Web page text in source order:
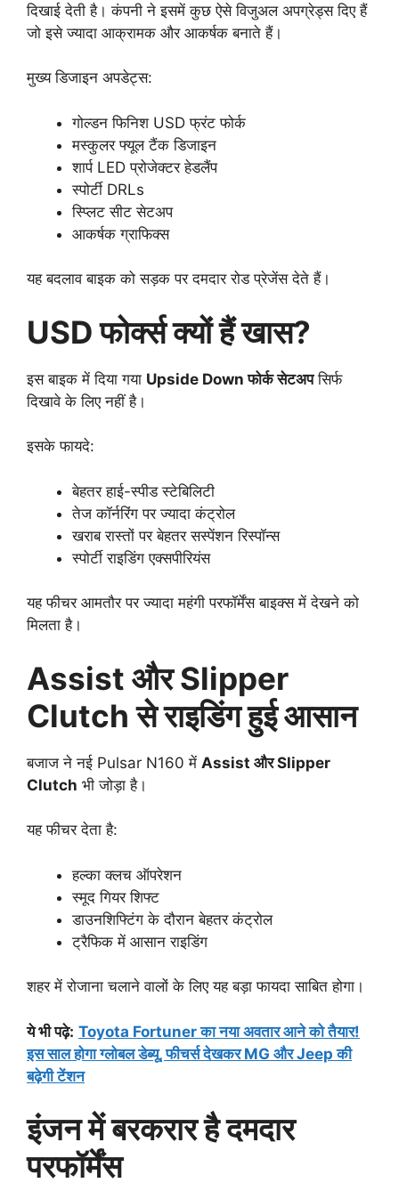
दिखाई देती है। कंपनी ने इसमें कुछ ऐसे विजुअल अपग्रेड्स दिए हैं
जो इसे ज्यादा आक्रामक और आकर्षक बनाते हैं।
मुख्य डिजाइन अपडेट्स:
गोल्डन फिनिश USD फ्रंट फोर्क
मस्कुलर फ्यूल टैंक डिजाइन
शार्प LED प्रोजेक्टर हेडलैंप
स्पोर्टी DRLs
स्प्लिट सीट सेटअप
आकर्षक ग्राफिक्स
यह बदलाव बाइक को सड़क पर दमदार रोड प्रेजेंस देते हैं।
USD फोर्क्स क्यों हैं खास?
इस बाइक में दिया गया Upside Down फोर्क सेटअपसिर्फ
दिखावे के लिए नहीं है।
इसके फायदे:
बेहतर हाई-स्पीड स्टेबिलिटी
तेज कॉर्नरिंग पर ज्यादा कंट्रोल
खराब रास्तों पर बेहतर सस्पेंशन रिस्पॉन्स
स्पोर्टी राइडिंग एक्सपीरियंस
यह फीचर आमतौर पर ज्यादा महंगी परफॉर्मेंस बाइक्स में देखने को
मिलता है।
Assist और Slipper
Clutch से राइडिंग हुई आसान
बजाज ने नई Pulsar N160 में Assist और Slipper
Clutch भी जोड़ा है।
यह फीचर देता है:
हल्का क्लच ऑपरेशन
स्मूद गियर शिफ्ट
डाउनशिफ्टिंग के दौरान बेहतर कंट्रोल
ट्रैफिक में आसान राइडिंग
शहर में रोजाना चलाने वालों के लिए यह बड़ा फायदा साबित होगा।
ये भी पढ़े: Toyota Fortuner का नया अवतार आने को तैयार!
इस साल होगा ग्लोबल डेब्यू, फीचर्स देखकर MG और Jeep की
बढ़ेगी टेंशन
इंजन में बरकरार है दमदार
परफॉर्मेंस